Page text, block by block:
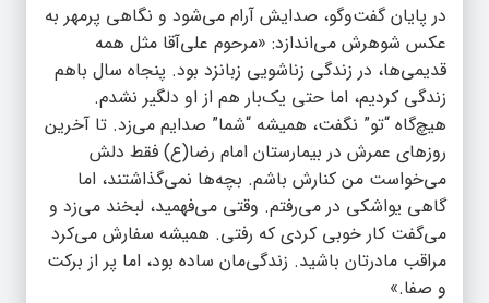
در پایان گفت‌وگو، صدایش آرام می‌شود و نگاهی پرمهر به
عکس شوهرش می‌اندازد: «مرحوم علی‌آقا مثل همه
قدیمی‌ها، در زندگی زناشویی زبانزد بود. پنجاه سال باهم
زندگی کردیم، اما حتی یک‌بار هم از او دلگیر نشدم.
هیچ‌گاه “تو” نگفت، همیشه “شما” صدایم می‌زد. تا آخرین
روزهای عمرش در بیمارستان امام رضا(ع) فقط دلش
می‌خواست من کنارش باشم. بچه‌ها نمی‌گذاشتند، اما
گاهی یواشکی در می‌رفتم. وقتی می‌فهمید، لبخند می‌زد و
می‌گفت کار خوبی کردی که رفتی. همیشه سفارش می‌کرد
مراقب مادرتان باشید. زندگی‌مان ساده بود، اما پر از برکت
و صفا.»